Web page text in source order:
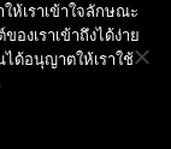
าร SM Tower
ห้เราเข้าใจลักษณะ
องเราเข้าถึงได้ง่าย
ได้อนุญาตให้เราใช้
ร